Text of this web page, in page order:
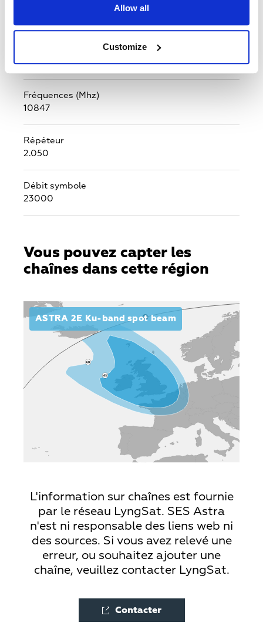
Allow all
Customize
Système de cryptage
V
Fréquences (Mhz)
10847
Répéteur
2.050
Débit symbole
23000
Vous pouvez capter les
chaînes dans cette région
ASTRA 2E Ku-band spot beam
L'information sur chaînes est fournie
par le réseau LyngSat. SES Astra
n'est ni responsable des liens web ni
des sources. Si vous avez relevé une
erreur, ou souhaitez ajouter une
chaîne, veuillez contacter LyngSat.
Contacter